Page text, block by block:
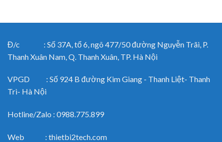
Đ/c : Số 37A, tổ 6, ngõ 477/50 đường Nguyễn Trãi, P.
Thanh Xuân Nam, Q. Thanh Xuân, TP. Hà Nội
VPGD : Số 924 B đường Kim Giang - Thanh Liệt- Thanh
Trì- Hà Nội
Hotline/Zalo : 0988.775.899
Web : thietbi2tech.com